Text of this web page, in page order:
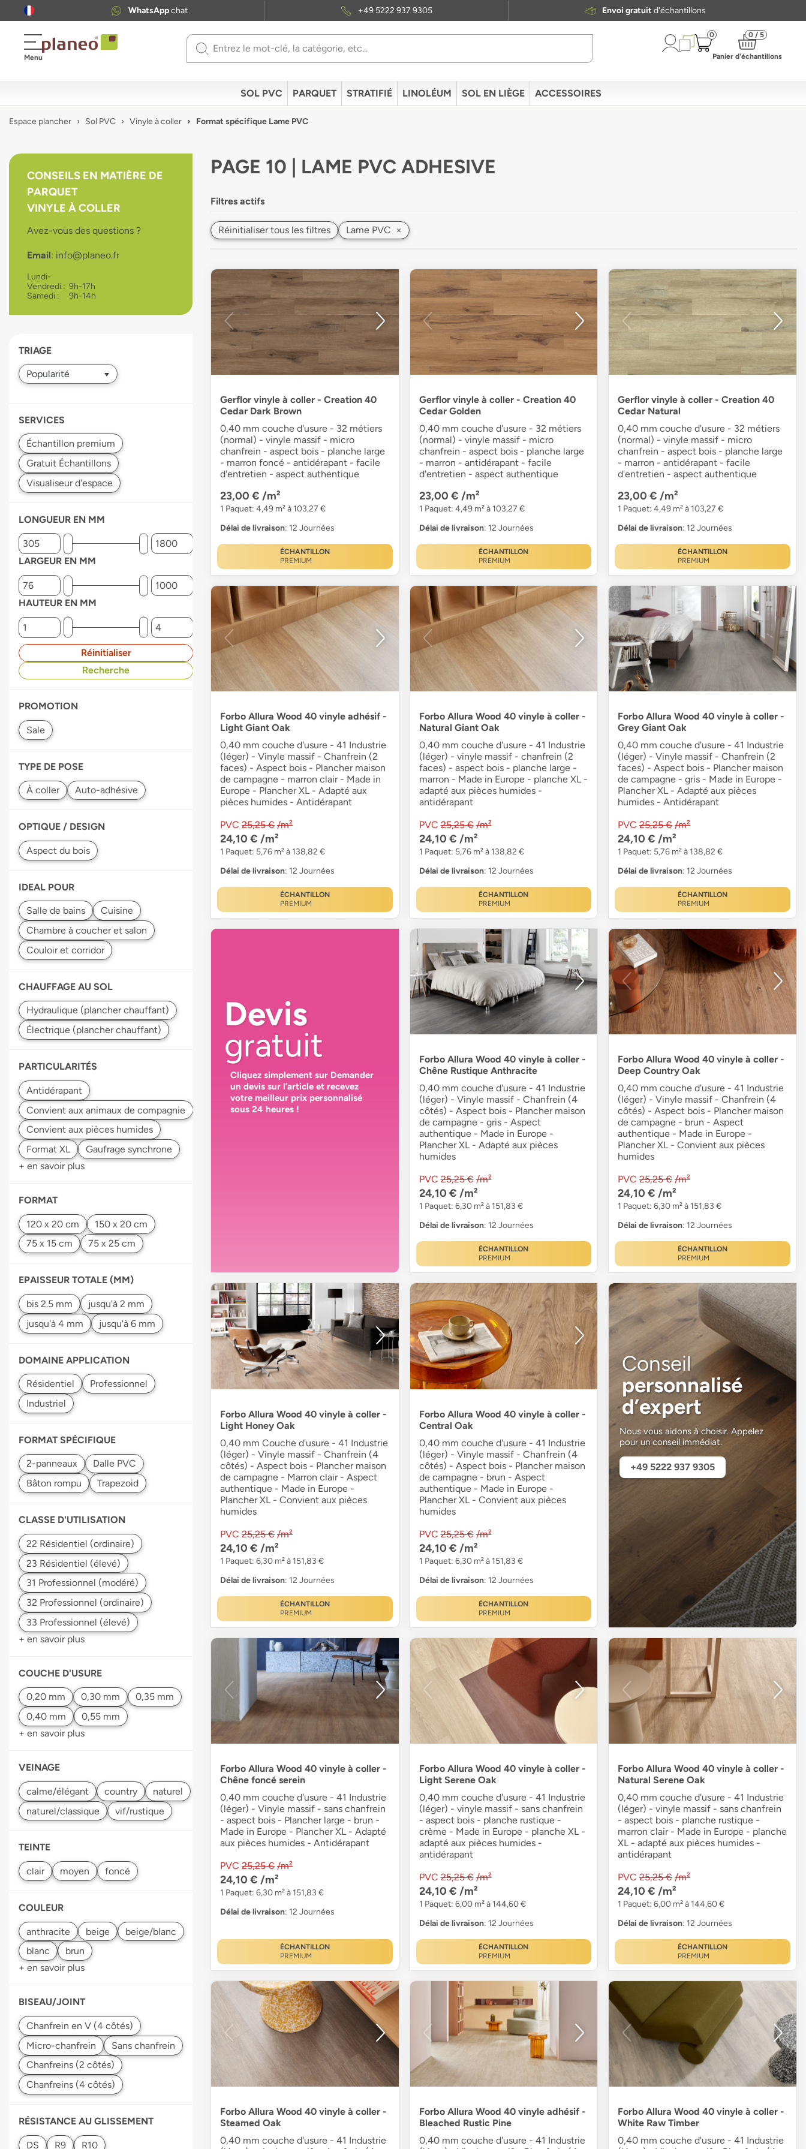
WhatsAppchat +49 5222 937 9305 Envoi gratuitd'échantillons
Menu
Use
arrows
to
Press
selected
search
Touch
devices
touch
swipe
0 0 / 5
Panier d'échantillons
SOL PVC PARQUET STRATIFIÉ LINOLÉUM SOL EN LIÈGE ACCESSOIRES
Espace plancher Sol PVC Vinyle à coller Format spécifique Lame PVC
CONSEILS EN MATIÈRE DE
PARQUET
VINYLE À COLLER
Avez-vous des questions ?
Email: info@planeo.fr
Lundi-
Vendredi : 9h-17h
Samedi :
9h-14h
TRIAGE
SERVICES
LONGUEUR EN MM
LARGEUR EN MM
HAUTEUR EN MM
Réinitialiser
Recherche
PROMOTION
TYPE DE POSE
OPTIQUE / DESIGN
IDEAL POUR
CHAUFFAGE AU SOL
PARTICULARITÉS
+ en savoir plus
FORMAT
EPAISSEUR TOTALE (MM)
DOMAINE APPLICATION
FORMAT SPÉCIFIQUE
CLASSE D'UTILISATION
+ en savoir plus
COUCHE D'USURE
+ en savoir plus
VEINAGE
TEINTE
COULEUR
+ en savoir plus
BISEAU/JOINT
RÉSISTANCE AU GLISSEMENT
PAGE 10 | LAME PVC ADHESIVE
Filtres actifs
Réinitialiser tous les filtres Lame PVC ×
Gerflor vinyle à coller - Creation 40
Cedar Dark Brown
0,40 mm couche d'usure - 32 métiers
(normal) - vinyle massif - micro
chanfrein - aspect bois - planche large
- marron foncé - antidérapant - facile
d'entretien - aspect authentique
23,00 € /m²
1 Paquet: 4,49 m² à 103,27 €
Délai de livraison: 12 Journées
ÉCHANTILLON
PREMIUM
Gerflor vinyle à coller - Creation 40
Cedar Golden
0,40 mm couche d'usure - 32 métiers
(normal) - vinyle massif - micro
chanfrein - aspect bois - planche large
- marron - antidérapant - facile
d'entretien - aspect authentique
23,00 € /m²
1 Paquet: 4,49 m² à 103,27 €
Délai de livraison: 12 Journées
ÉCHANTILLON
PREMIUM
Gerflor vinyle à coller - Creation 40
Cedar Natural
0,40 mm couche d'usure - 32 métiers
(normal) - vinyle massif - micro
chanfrein - aspect bois - planche large
- marron - antidérapant - facile
d'entretien - aspect authentique
23,00 € /m²
1 Paquet: 4,49 m² à 103,27 €
Délai de livraison: 12 Journées
ÉCHANTILLON
PREMIUM
Forbo Allura Wood 40 vinyle adhésif -
Light Giant Oak
0,40 mm couche d'usure - 41 Industrie
(léger) - Vinyle massif - Chanfrein (2
faces) - Aspect bois - Plancher maison
de campagne - marron clair - Made in
Europe - Plancher XL - Adapté aux
pièces humides - Antidérapant
PVC 25,25 € /m²
24,10 € /m²
1 Paquet: 5,76 m² à 138,82 €
Délai de livraison: 12 Journées
ÉCHANTILLON
PREMIUM
Forbo Allura Wood 40 vinyle à coller -
Natural Giant Oak
0,40 mm couche d'usure - 41 Industrie
(léger) - vinyle massif - chanfrein (2
faces) - aspect bois - planche large -
marron - Made in Europe - planche XL -
adapté aux pièces humides -
antidérapant
PVC 25,25 € /m²
24,10 € /m²
1 Paquet: 5,76 m² à 138,82 €
Délai de livraison: 12 Journées
ÉCHANTILLON
PREMIUM
Forbo Allura Wood 40 vinyle à coller -
Grey Giant Oak
0,40 mm couche d'usure - 41 Industrie
(léger) - Vinyle massif - Chanfrein (2
faces) - Aspect bois - Plancher maison
de campagne - gris - Made in Europe -
Plancher XL - Adapté aux pièces
humides - Antidérapant
PVC 25,25 € /m²
24,10 € /m²
1 Paquet: 5,76 m² à 138,82 €
Délai de livraison: 12 Journées
ÉCHANTILLON
PREMIUM
Devis
gratuit
Cliquez simplement sur Demander
un devis sur l’article et recevez
votre meilleur prix personnalisé
sous 24 heures !
Forbo Allura Wood 40 vinyle à coller -
Chêne Rustique Anthracite
0,40 mm couche d'usure - 41 Industrie
(léger) - Vinyle massif - Chanfrein (4
côtés) - Aspect bois - Plancher maison
de campagne - gris - Aspect
authentique - Made in Europe -
Plancher XL - Adapté aux pièces
humides
PVC 25,25 € /m²
24,10 € /m²
1 Paquet: 6,30 m² à 151,83 €
Délai de livraison: 12 Journées
ÉCHANTILLON
PREMIUM
Forbo Allura Wood 40 vinyle à coller -
Deep Country Oak
0,40 mm couche d'usure - 41 Industrie
(léger) - Vinyle massif - Chanfrein (4
côtés) - Aspect bois - Plancher maison
de campagne - brun - Aspect
authentique - Made in Europe -
Plancher XL - Convient aux pièces
humides
PVC 25,25 € /m²
24,10 € /m²
1 Paquet: 6,30 m² à 151,83 €
Délai de livraison: 12 Journées
ÉCHANTILLON
PREMIUM
Forbo Allura Wood 40 vinyle à coller -
Light Honey Oak
0,40 mm Couche d'usure - 41 Industrie
(léger) - Vinyle massif - Chanfrein (4
côtés) - Aspect bois - Plancher maison
de campagne - Marron clair - Aspect
authentique - Made in Europe -
Plancher XL - Convient aux pièces
humides
PVC 25,25 € /m²
24,10 € /m²
1 Paquet: 6,30 m² à 151,83 €
Délai de livraison: 12 Journées
ÉCHANTILLON
PREMIUM
Forbo Allura Wood 40 vinyle à coller -
Central Oak
0,40 mm couche d'usure - 41 Industrie
(léger) - Vinyle massif - Chanfrein (4
côtés) - Aspect bois - Plancher maison
de campagne - brun - Aspect
authentique - Made in Europe -
Plancher XL - Convient aux pièces
humides
PVC 25,25 € /m²
24,10 € /m²
1 Paquet: 6,30 m² à 151,83 €
Délai de livraison: 12 Journées
ÉCHANTILLON
PREMIUM
Conseil
personnalisé
d’expert
Nous vous aidons à choisir. Appelez
pour un conseil immédiat.
+49 5222 937 9305
Forbo Allura Wood 40 vinyle à coller -
Chêne foncé serein
0,40 mm couche d'usure - 41 Industrie
(léger) - Vinyle massif - sans chanfrein
- aspect bois - Plancher large - brun -
Made in Europe - Plancher XL - Adapté
aux pièces humides - Antidérapant
PVC 25,25 € /m²
24,10 € /m²
1 Paquet: 6,30 m² à 151,83 €
Délai de livraison: 12 Journées
ÉCHANTILLON
PREMIUM
Forbo Allura Wood 40 vinyle à coller -
Light Serene Oak
0,40 mm couche d'usure - 41 Industrie
(léger) - vinyle massif - sans chanfrein
- aspect bois - planche rustique -
crème - Made in Europe - planche XL -
adapté aux pièces humides -
antidérapant
PVC 25,25 € /m²
24,10 € /m²
1 Paquet: 6,00 m² à 144,60 €
Délai de livraison: 12 Journées
ÉCHANTILLON
PREMIUM
Forbo Allura Wood 40 vinyle à coller -
Natural Serene Oak
0,40 mm couche d'usure - 41 Industrie
(léger) - vinyle massif - sans chanfrein
- aspect bois - planche rustique -
marron clair - Made in Europe - planche
XL - adapté aux pièces humides -
antidérapant
PVC 25,25 € /m²
24,10 € /m²
1 Paquet: 6,00 m² à 144,60 €
Délai de livraison: 12 Journées
ÉCHANTILLON
PREMIUM
Forbo Allura Wood 40 vinyle à coller -
Steamed Oak
0,40 mm couche d'usure - 41 Industrie
Forbo Allura Wood 40 vinyle adhésif -
Bleached Rustic Pine
0,40 mm couche d'usure - 41 Industrie
Forbo Allura Wood 40 vinyle à coller -
White Raw Timber
0,40 mm couche d'usure - 41 Industrie